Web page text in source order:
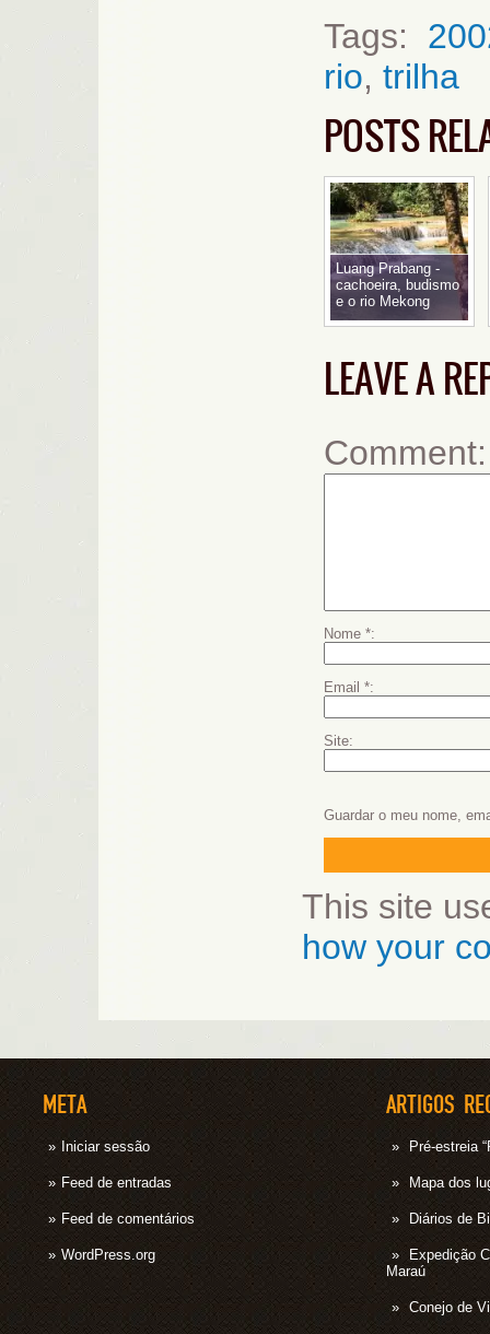
Tags:
rio, trilha
POSTS
Luang Prabang -
cachoeira, budismo
e o rio Mekong
LEAVE A
Comment
Nome *
Email *
Site
Guardar o meu nome,
This site
how your
META
Iniciar sessão
Feed de entradas
Feed de comentários
WordPress.org
ARTIGOS
Pré-estreia
Mapa dos
Diários de
Expedição
Maraú
Conejo de